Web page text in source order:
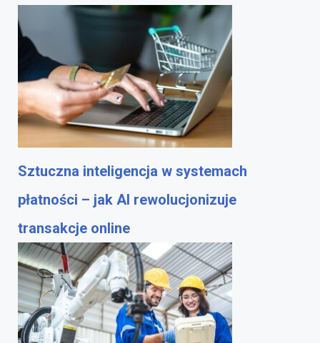
Sztuczna inteligencja w systemach
płatności – jak AI rewolucjonizuje
transakcje online